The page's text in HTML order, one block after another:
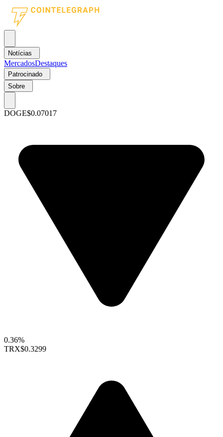
Notícias
MercadosDestaques
Patrocinado
Sobre
DOGE$0.07017
0.36%
TRX$0.3299